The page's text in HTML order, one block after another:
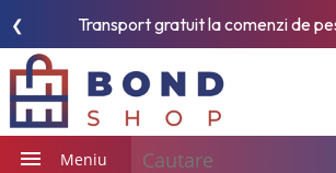
Transport gratuit la comenzi de
❮
Meniu